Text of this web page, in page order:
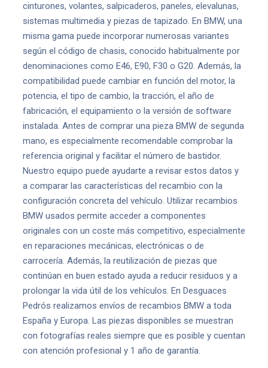
cinturones, volantes, salpicaderos, paneles, elevalunas,
sistemas multimedia y piezas de tapizado. En BMW, una
misma gama puede incorporar numerosas variantes
según el código de chasis, conocido habitualmente por
denominaciones como E46, E90, F30 o G20. Además, la
compatibilidad puede cambiar en función del motor, la
potencia, el tipo de cambio, la tracción, el año de
fabricación, el equipamiento o la versión de software
instalada. Antes de comprar una pieza BMW de segunda
mano, es especialmente recomendable comprobar la
referencia original y facilitar el número de bastidor.
Nuestro equipo puede ayudarte a revisar estos datos y
a comparar las características del recambio con la
configuración concreta del vehículo. Utilizar recambios
BMW usados permite acceder a componentes
originales con un coste más competitivo, especialmente
en reparaciones mecánicas, electrónicas o de
carrocería. Además, la reutilización de piezas que
continúan en buen estado ayuda a reducir residuos y a
prolongar la vida útil de los vehículos. En Desguaces
Pedrós realizamos envíos de recambios BMW a toda
España y Europa. Las piezas disponibles se muestran
con fotografías reales siempre que es posible y cuentan
con atención profesional y 1 año de garantía.